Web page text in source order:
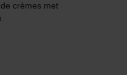
crèmes met